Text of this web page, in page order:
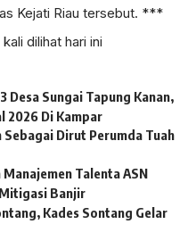
Kejati Riau tersebut. ***
kali dilihat hari ini
Desa Sungai Tapung Kanan,
2026 Di Kampar
Dirut Perumda Tuah
Talenta ASN
Banjir
Kades Sontang Gelar